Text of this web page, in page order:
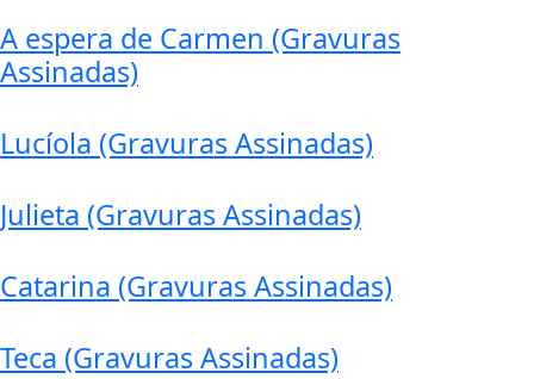
A espera de Carmen (Gravuras
Assinadas)
Lucíola (Gravuras Assinadas)
Julieta (Gravuras Assinadas)
Catarina (Gravuras Assinadas)
Teca (Gravuras Assinadas)